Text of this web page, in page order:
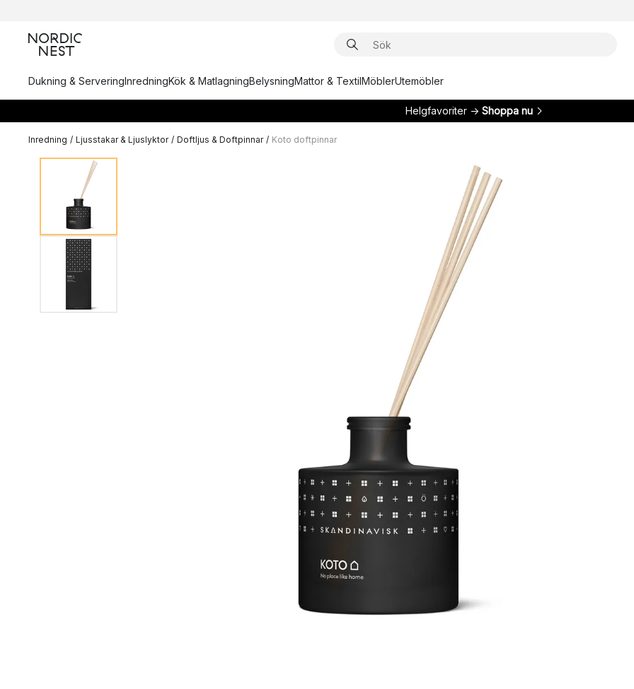
Dukning & ServeringInredningKök & MatlagningBelysningMattor & TextilMöblerUtemöbler
Helgfavoriter → Shoppa nu
Inredning / Ljusstakar & Ljuslyktor / Doftljus & Doftpinnar / Koto doftpinnar